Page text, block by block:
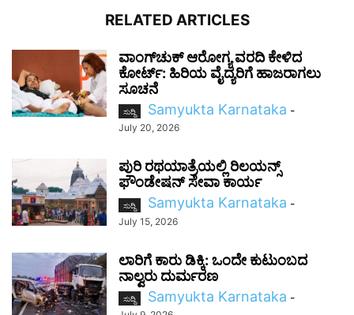
RELATED ARTICLES
ವಾಂಗ್‌ಚುಕ್ ಆರೋಗ್ಯ ವರದಿ ಕೇಳಿದ
ಕೋರ್ಟ್: ಹಿರಿಯ ವೈದ್ಯರಿಗೆ ಹಾಜರಾಗಲು
ಸೂಚನೆ
ಸುದ್ದಿ Samyukta Karnataka -
July 20, 2026
ಪುರಿ ರಥಯಾತ್ರೆಯಲ್ಲಿ ರಿಲಯನ್ಸ್
ಫೌಂಡೇಷನ್ ಸೇವಾ ಕಾರ್ಯ
ಸುದ್ದಿ Samyukta Karnataka -
July 15, 2026
ಲಾರಿಗೆ ಕಾರು ಡಿಕ್ಕಿ: ಒಂದೇ ಕುಟುಂಬದ
ನಾಲ್ವರು ದುರ್ಮರಣ
ಸುದ್ದಿ Samyukta Karnataka -